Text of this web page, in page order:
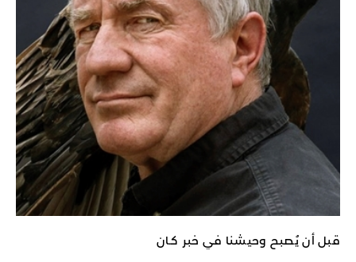
قبل أن يُصبح وحيشنا في خبر كـان